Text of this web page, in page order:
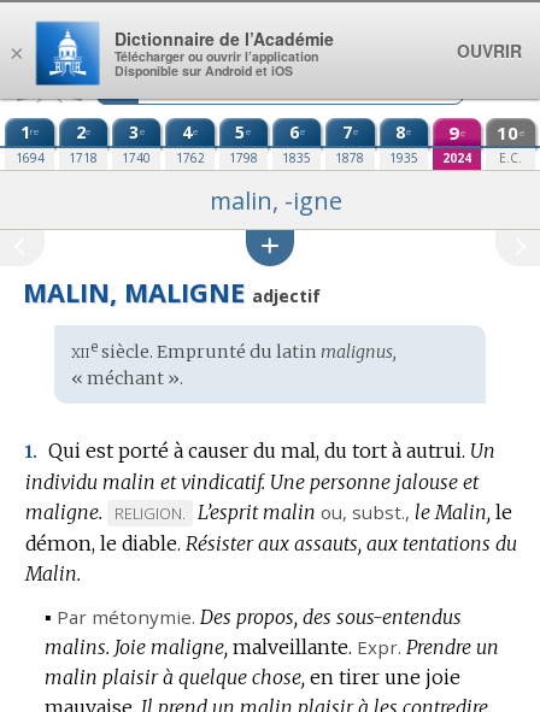
Aller au contenu
1re
1694
2e
1718
3e
1740
4e
1762
5e
1798
6e
1835
7e
1878
8e
1935
9e
2024
10e
E.C.
malin, -igne
MALIN, MALIGNE adjectif
Étymologie
:
xiiesiècle. Emprunté du latin malignus,
« méchant ».
1. Qui est porté à causer du mal, du tort à autrui. Un
individu malin et vindicatif. Une personne jalouse et
maligne.
MARQUE
DE
RELIGION. L’esprit malin ou, subst., le Malin, le
démon, le diable. Résister aux assauts, aux tentations du
Malin.
▪ Par métonymie. Des propos, des sous-entendus
malins. Joie maligne, malveillante. Expr. Prendre un
malin plaisir à quelque chose, en tirer une joie
mauvaise. Il prend un malin plaisir à les contredire.
×
Dictionnaire de l’Académie
Télécharger ou ouvrir l’application
Disponible sur Android et iOS
OUVRIR